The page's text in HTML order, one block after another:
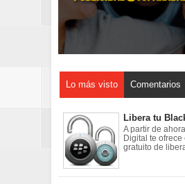
Lo más visto Comentarios
Libera tu
A partir de
Digital te ofrece
gratuito de